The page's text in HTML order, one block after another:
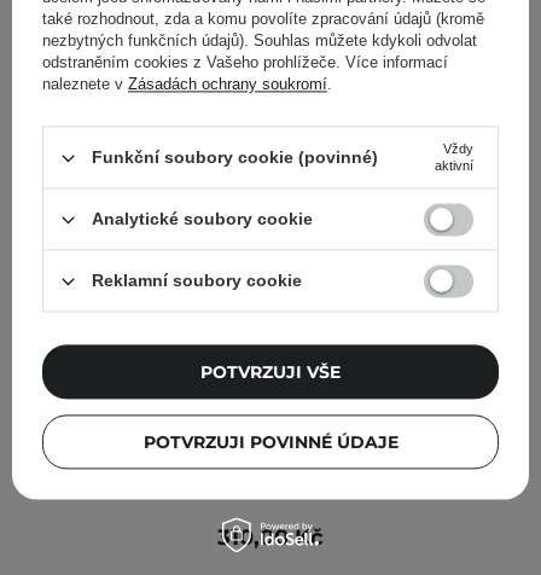
Lilybyred - Luv Beam Cheek - 01 Loveable Coral -
310,00 Kč
také rozhodnout, zda a komu povolíte zpracování údajů (kromě
nezbytných funkčních údajů). Souhlas můžete kdykoli odvolat
odstraněním cookies z Vašeho prohlížeče. Více informací
naleznete v Zásadách ochrany soukromí.
Funkční soubory cookie (povinné)
Vždy
aktivní
Analytické soubory cookie
Reklamní soubory cookie
POTVRZUJI POVINNÉ ÚDAJE
POTVRZUJI VŠE